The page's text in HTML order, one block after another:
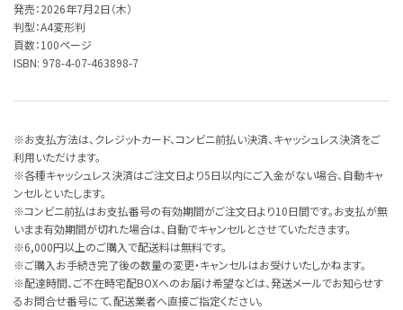
発売：2026年7月2日（木）
判型：A4変形判
頁数：100ページ
ISBN:‎ 978-4-07-463898-7
※お支払方法は、クレジットカード、コンビニ前払い決済、キャッシュレス決済をご
利用いただけます。
※各種キャッシュレス決済はご注文日より5日以内にご入金がない場合、自動キャ
ンセルといたします。
※コンビニ前払はお支払番号の有効期間がご注文日より10日間です。お支払が無
いまま有効期間が切れた場合は、自動でキャンセルとさせていただきます。
※6,000円以上のご購入で配送料は無料です。
※ご購入お手続き完了後の数量の変更・キャンセルはお受けいたしかねます。
※配達時間、ご不在時宅配BOXへのお届け希望などは、発送メールでお知らせす
るお問合せ番号にて、配送業者へ直接ご指定ください。